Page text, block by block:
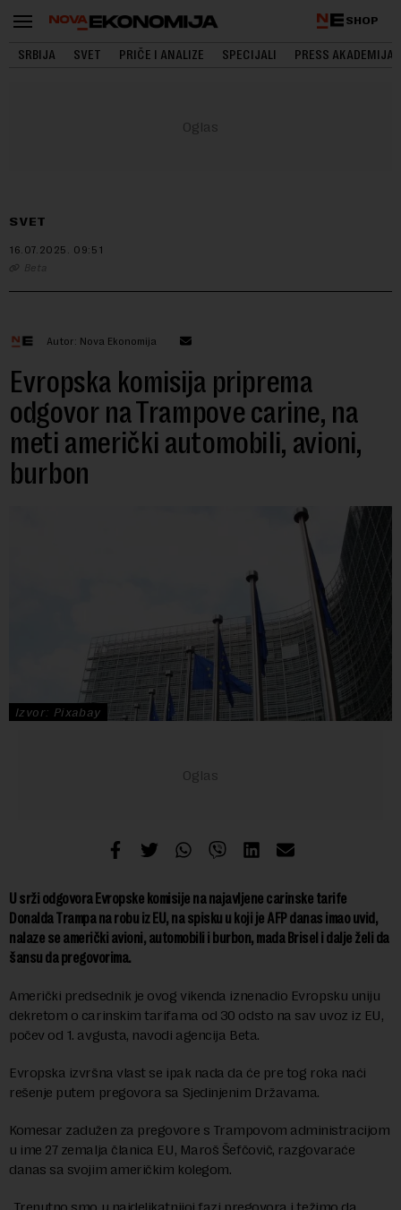
SHOP
SRBIJA SVET PRIČE I ANALIZE SPECIJALI PRESS AKADEMIJA
SVET
16.07.2025. 09:51
Beta
Autor: Nova Ekonomija
Evropska komisija priprema
odgovor na Trampove carine, na
meti američki automobili, avioni,
burbon
Izvor: Pixabay
U srži odgovora Evropske komisije na najavljene carinske tarife
Donalda Trampa na robu iz EU, na spisku u koji je AFP danas imao uvid,
nalaze se američki avioni, automobili i burbon, mada Brisel i dalje želi da
šansu da pregovorima.
Američki predsednik je ovog vikenda iznenadio Evropsku uniju
dekretom o carinskim tarifama od 30 odsto na sav uvoz iz EU,
počev od 1. avgusta, navodi agencija Beta.
Evropska izvršna vlast se ipak nada da će pre tog roka naći
rešenje putem pregovora sa Sjedinjenim Državama.
Komesar zadužen za pregovore s Trampovom administracijom
u ime 27 zemalja članica EU, Maroš Šefčovič, razgovaraće
danas sa svojim američkim kolegom.